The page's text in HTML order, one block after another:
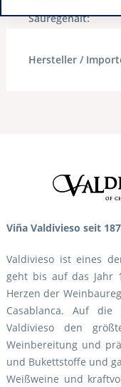
Säuregehalt:
Hersteller /
Viña Valdivieso seit
Valdivieso ist eines
geht bis auf das Jahr
Herzen der
Casablanca. Auf
Valdivieso den
Weinbereitung und
und Bukettstoffe und
Weißweine und